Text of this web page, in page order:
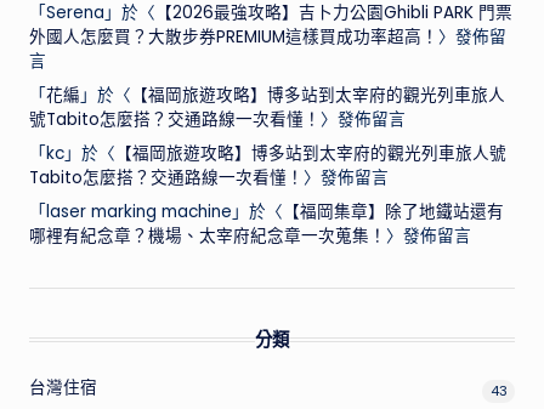
「 Serena 」於〈 【2026最強攻略】吉卜力公園Ghibli PARK 門票
外國人怎麼買？大散步券PREMIUM這樣買成功率超高！ 〉發佈留
言
「 花編 」於〈 【福岡旅遊攻略】博多站到太宰府的觀光列車旅人
號Tabito怎麼搭？交通路線一次看懂！ 〉發佈留言
「 kc」於〈 【福岡旅遊攻略】博多站到太宰府的觀光列車旅人號
Tabito怎麼搭？交通路線一次看懂！ 〉發佈留言
「 laser marking machine 」於〈 【福岡集章】除了地鐵站還有
哪裡有紀念章？機場、太宰府紀念章一次蒐集！ 〉發佈留言
分類
台灣住宿 43